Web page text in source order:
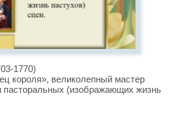
1770)
короля», великолепный мастер
пасторальных (изображающих жизнь